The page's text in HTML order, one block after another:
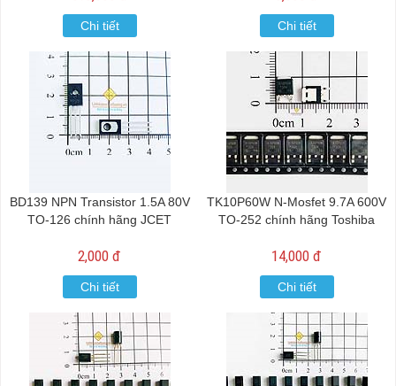
Chi tiết Chi tiết
BD139 NPN Transistor 1.5A 80V
TO-126 chính hãng JCET
2,000 đ
Chi tiết
TK10P60W N-Mosfet 9.7A 600V
TO-252 chính hãng Toshiba
14,000 đ
Chi tiết